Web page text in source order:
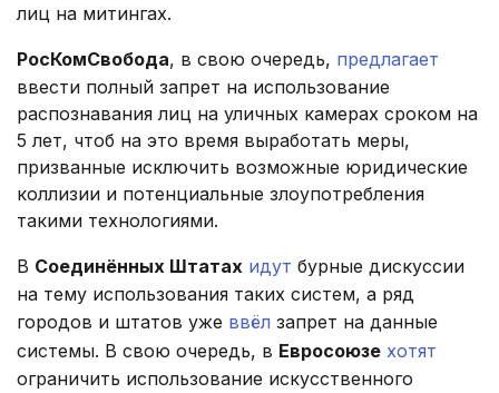
лиц на митингах.
РосКомСвобода, в свою очередь, предлагает
ввести полный запрет на использование
распознавания лиц на уличных камерах сроком на
5 лет, чтоб на это время выработать меры,
призванные исключить возможные юридические
коллизии и потенциальные злоупотребления
такими технологиями.
В Соединённых Штатах идут бурные дискуссии
на тему использования таких систем, а ряд
городов и штатов уже ввёл запрет на данные
системы. В свою очередь, в Евросоюзе хотят
ограничить использование искусственного